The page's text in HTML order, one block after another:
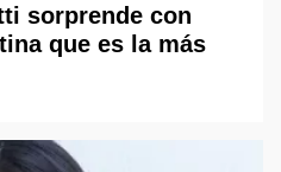
sorprende con
que es la más